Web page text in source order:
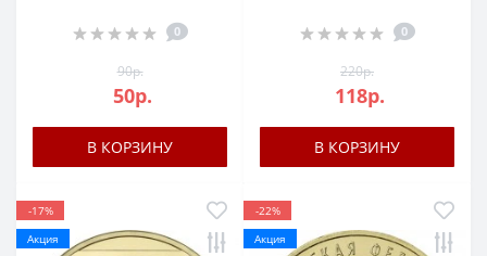
0
90р.
50р.
В КОРЗИНУ
0
220р.
118р.
В КОРЗИНУ
-17%
Акция
-22%
Акция